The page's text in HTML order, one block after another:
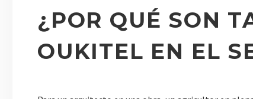
¿POR QUÉ SON
OUKITEL EN EL